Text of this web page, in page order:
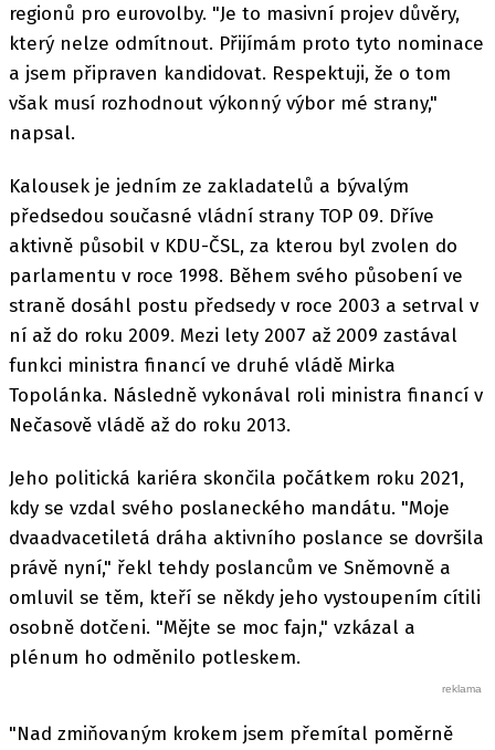
regionů pro eurovolby. "Je to masivní projev důvěry,
který nelze odmítnout. Přijímám proto tyto nominace
a jsem připraven kandidovat. Respektuji, že o tom
však musí rozhodnout výkonný výbor mé strany,"
napsal.
Kalousek je jedním ze zakladatelů a bývalým
předsedou současné vládní strany TOP 09. Dříve
aktivně působil v KDU-ČSL, za kterou byl zvolen do
parlamentu v roce 1998. Během svého působení ve
straně dosáhl postu předsedy v roce 2003 a setrval v
ní až do roku 2009. Mezi lety 2007 až 2009 zastával
funkci ministra financí ve druhé vládě Mirka
Topolánka. Následně vykonával roli ministra financí v
Nečasově vládě až do roku 2013.
Jeho politická kariéra skončila počátkem roku 2021,
kdy se vzdal svého poslaneckého mandátu. "Moje
dvaadvacetiletá dráha aktivního poslance se dovršila
právě nyní," řekl tehdy poslancům ve Sněmovně a
omluvil se těm, kteří se někdy jeho vystoupením cítili
osobně dotčeni. "Mějte se moc fajn," vzkázal a
plénum ho odměnilo potleskem.
"Nad zmiňovaným krokem jsem přemítal poměrně